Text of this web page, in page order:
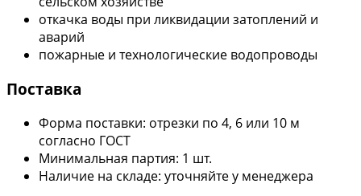
откачка воды при ликвидации затоплений и
аварий
пожарные и технологические водопроводы
Поставка
Форма поставки: отрезки по 4, 6 или 10 м
согласно ГОСТ
Минимальная партия: 1 шт.
Наличие на складе: уточняйте у менеджера